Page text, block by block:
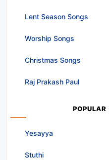
Lent Season Songs
Worship Songs
Christmas Songs
Raj Prakash Paul
POPULAR
Yesayya
Stuthi